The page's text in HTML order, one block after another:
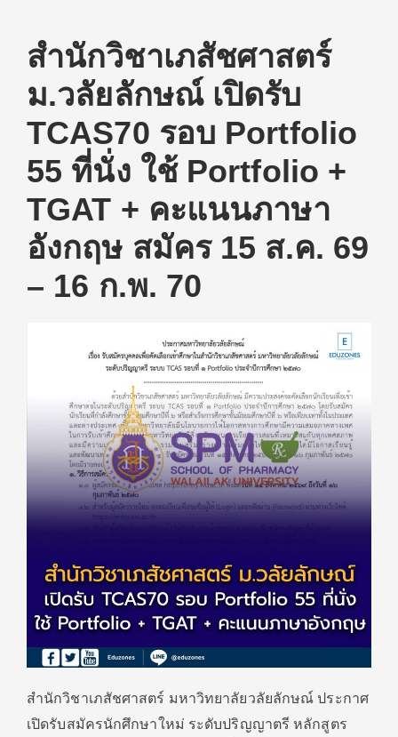
สำนักวิชาเภสัชศาสตร์
ม.วลัยลักษณ์ เปิดรับ
TCAS70 รอบ Portfolio
55 ที่นั่ง ใช้ Portfolio +
TGAT + คะแนนภาษา
อังกฤษ สมัคร 15 ส.ค. 69
– 16 ก.พ. 70
สำนักวิชาเภสัชศาสตร์ มหาวิทยาลัยวลัยลักษณ์ ประกาศ
เปิดรับสมัครนักศึกษาใหม่ ระดับปริญญาตรี หลักสูตร